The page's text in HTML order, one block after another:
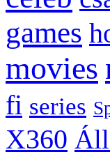
games
movies
fi series
X360